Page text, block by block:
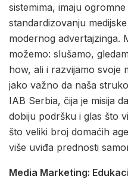
sistemima, imaju
standardizovanju
modernog advertajzinga.
možemo: slušamo,
how, ali i razvijamo svoje
jako važno da naša
IAB Serbia, čija je misija
dobiju podršku i glas što
što veliki broj domaćih
više uviđa prednosti
Media Marketing: